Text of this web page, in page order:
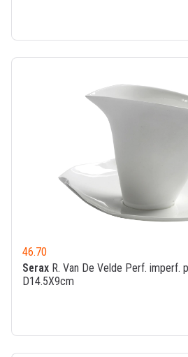
46.70
Serax R. Van De Velde Perf. imperf.
D14.5X9cm